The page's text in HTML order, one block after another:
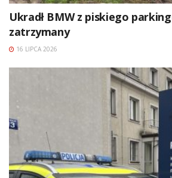
Ukradł BMW z piskiego
zatrzymany
16 LIPCA 2026